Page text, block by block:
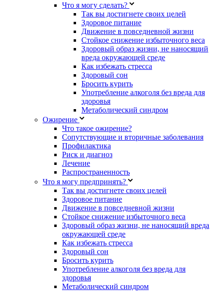
Что я могу сделать?
Так вы достигнете своих целей
Здоровое питание
Движение в повседневной жизни
Стойкое снижение избыточного веса
Здоровый образ жизни, не наносящий
вреда окружающей среде
Как избежать стресса
Здоровый сон
Бросить курить
Употребление алкоголя без вреда для
здоровья
Метаболический синдром
Ожирение
Что такое ожирение?
Сопутствующие и вторичные заболевания
Профилактика
Риск и диагноз
Лечение
Распространенность
Что я могу предпринять?
Так вы достигнете своих целей
Здоровое питание
Движение в повседневной жизни
Стойкое снижение избыточного веса
Здоровый образ жизни, не наносящий вреда
окружающей среде
Как избежать стресса
Здоровый сон
Бросить курить
Употребление алкоголя без вреда для
здоровья
Метаболический синдром